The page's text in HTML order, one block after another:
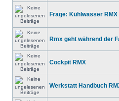
Frage: Kühlwasser RMX
Rmx geht während der
Cockpit RMX
Werkstatt Handbuch